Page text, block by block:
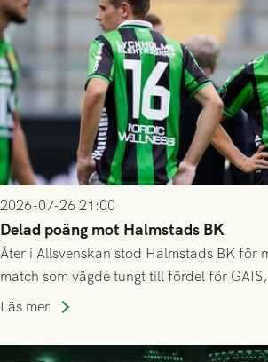
2026-07-26 21:00
Delad poäng mot Halmstads BK
Åter i Allsvenskan stod Halmstads BK för
match som vägde tungt till fördel för
delades efter dramatik på tilläggstid.
Läs mer